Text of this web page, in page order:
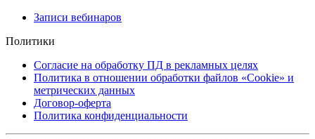
Записи вебинаров
Политики
Согласие на обработку ПД в рекламных целях
Политика в отношении обработки файлов «Cookie» и
метрических данных
Договор-оферта
Политика конфиденциальности